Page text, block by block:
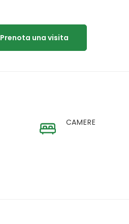
Prenota una visita
CAMERE